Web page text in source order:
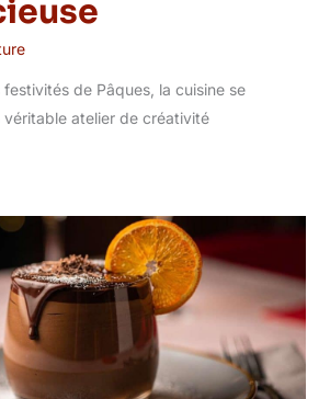
festivités de Pâques, la cuisine se
véritable atelier de créativité